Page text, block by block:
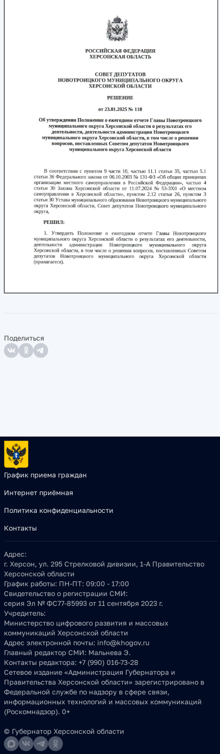
Поделиться
График приема граждан
Интернет приёмная
Политика конфиденциальности
Контакты
Адрес:
г. Херсон, ул. 295 Стрелковой дивизии, 1-А Правительство
Херсонской области
График работы: ПН-ПТ: 09:00 - 17:00
Свидетельство о регистрации СМИ:
серия Эл № ФС77-85993 от 11 сентября 2023 г.
Учредитель:
Министерство цифрового развития и массовых
коммуникаций Херсонской области
Адрес электронной почты: info@khogov.ru
Главный редактор СМИ: Мальнева Э.
Контакты редактора: +7 (990) 016-73-28
Сетевое издание «Администрация Губернатора и
Правительства Херсонской области» зарегистрировано в
Федеральной службе по надзору в сфере связи,
информационных технологий и массовых коммуникаций
(Роскомнадзор). 0+
© Губернатор Херсонской области